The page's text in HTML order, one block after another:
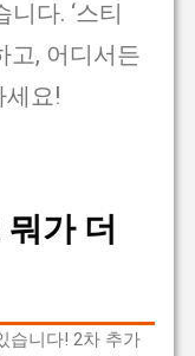
다. ‘스티
고, 어디서든
세요!
가 더
습니다! 2차 추가